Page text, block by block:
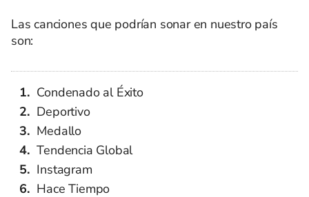
Las canciones que podrían sonar en nuestro país
son:
Condenado al Éxito
Deportivo
Medallo
Tendencia Global
Instagram
Hace Tiempo